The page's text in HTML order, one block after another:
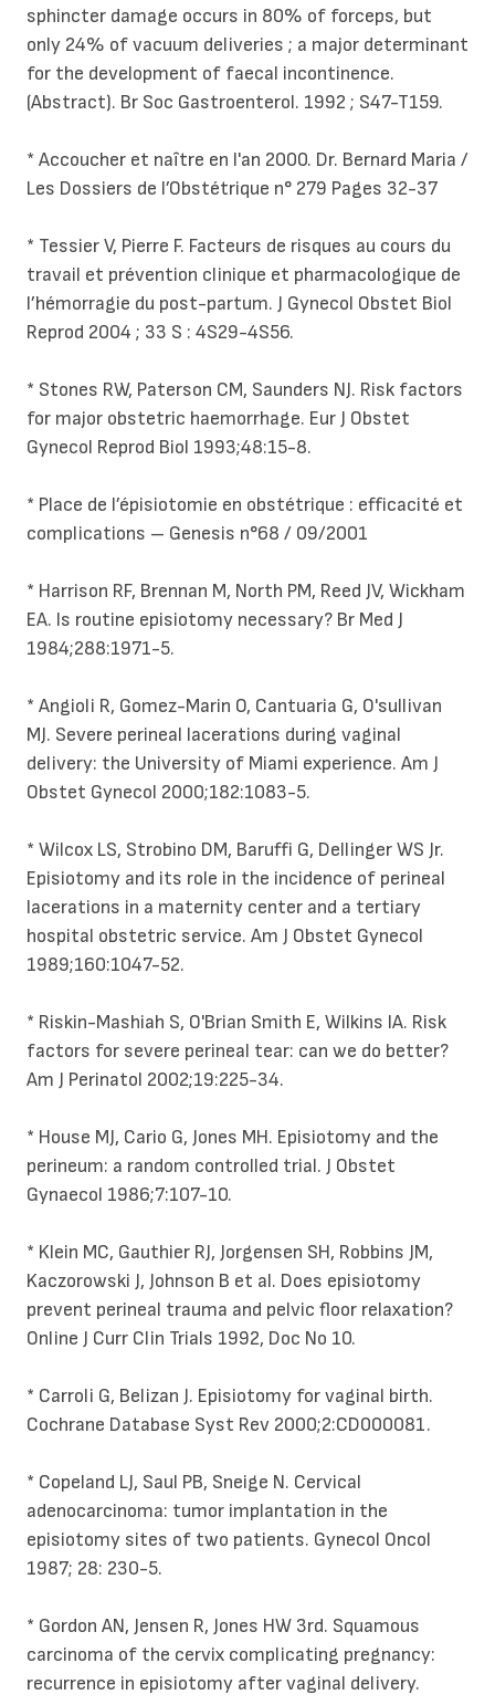
sphincter damage occurs in 80% of forceps, but
only 24% of vacuum deliveries ; a major determinant
for the development of faecal incontinence.
(Abstract). Br Soc Gastroenterol. 1992 ; S47-T159.
* Accoucher et naître en l'an 2000. Dr. Bernard Maria /
Les Dossiers de l’Obstétrique n° 279 Pages 32-37
* Tessier V, Pierre F. Facteurs de risques au cours du
travail et prévention clinique et pharmacologique de
l’hémorragie du post-partum. J Gynecol Obstet Biol
Reprod 2004 ; 33 S : 4S29-4S56.
* Stones RW, Paterson CM, Saunders NJ. Risk factors
for major obstetric haemorrhage. Eur J Obstet
Gynecol Reprod Biol 1993;48:15-8.
* Place de l’épisiotomie en obstétrique : efficacité et
complications – Genesis n°68 / 09/2001
* Harrison RF, Brennan M, North PM, Reed JV, Wickham
EA. Is routine episiotomy necessary? Br Med J
1984;288:1971-5.
* Angioli R, Gomez-Marin O, Cantuaria G, O'sullivan
MJ. Severe perineal lacerations during vaginal
delivery: the University of Miami experience. Am J
Obstet Gynecol 2000;182:1083-5.
* Wilcox LS, Strobino DM, Baruffi G, Dellinger WS Jr.
Episiotomy and its role in the incidence of perineal
lacerations in a maternity center and a tertiary
hospital obstetric service. Am J Obstet Gynecol
1989;160:1047-52.
* Riskin-Mashiah S, O'Brian Smith E, Wilkins IA. Risk
factors for severe perineal tear: can we do better?
Am J Perinatol 2002;19:225-34.
* House MJ, Cario G, Jones MH. Episiotomy and the
perineum: a random controlled trial. J Obstet
Gynaecol 1986;7:107-10.
* Klein MC, Gauthier RJ, Jorgensen SH, Robbins JM,
Kaczorowski J, Johnson B et al. Does episiotomy
prevent perineal trauma and pelvic floor relaxation?
Online J Curr Clin Trials 1992, Doc No 10.
* Carroli G, Belizan J. Episiotomy for vaginal birth.
Cochrane Database Syst Rev 2000;2:CD000081.
* Copeland LJ, Saul PB, Sneige N. Cervical
adenocarcinoma: tumor implantation in the
episiotomy sites of two patients. Gynecol Oncol
1987; 28: 230-5.
* Gordon AN, Jensen R, Jones HW 3rd. Squamous
carcinoma of the cervix complicating pregnancy:
recurrence in episiotomy after vaginal delivery.